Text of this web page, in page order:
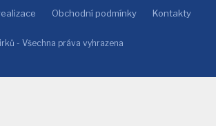
Obchodní podmínky Kontakty
- Všechna práva vyhrazena